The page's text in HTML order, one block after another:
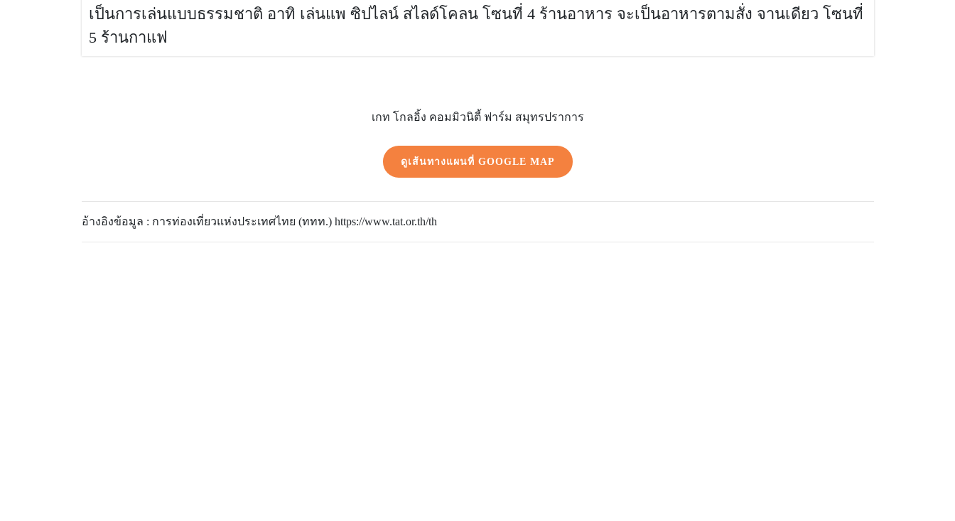
เป็นการเล่นแบบธรรมชาติ อาทิ เล่นแพ ซิปไลน์ สไลด์โคลน โซนที่ 4 ร้านอาหาร จะเป็นอาหารตามสั่ง จานเดียว โซนที่
5 ร้านกาแฟ
เกท โกลอิ้ง คอมมิวนิตี้ ฟาร์ม สมุทรปราการ
ดูเส้นทางแผนที่ GOOGLE MAP
อ้างอิงข้อมูล : การท่องเที่ยวแห่งประเทศไทย (ททท.) https://www.tat.or.th/th